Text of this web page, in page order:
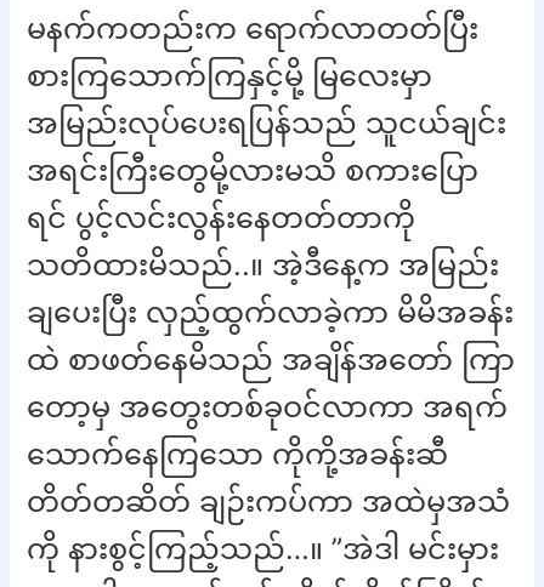
မနက်ကတည်းက ရောက်လာတတ်ပြီး
စားကြသောက်ကြနှင့်မို့ မြလေးမှာ
အမြည်းလုပ်ပေးရပြန်သည် သူငယ်ချင်း
အရင်းကြီးတွေမို့လားမသိ စကားပြော
ရင် ပွင့်လင်းလွန်းနေတတ်တာကို
သတိထားမိသည်..။ အဲ့ဒီနေ့က အမြည်း
ချပေးပြီး လှည့်ထွက်လာခဲ့ကာ မိမိအခန်း
ထဲ စာဖတ်နေမိသည် အချိန်အတော် ကြာ
တော့မှ အတွေးတစ်ခုဝင်လာကာ အရက်
သောက်နေကြသော ကိုကို့အခန်းဆီ
တိတ်တဆိတ် ချဉ်းကပ်ကာ အထဲမှအသံ
ကို နားစွင့်ကြည့်သည်…။ ”အဲဒါ မင်းမှား